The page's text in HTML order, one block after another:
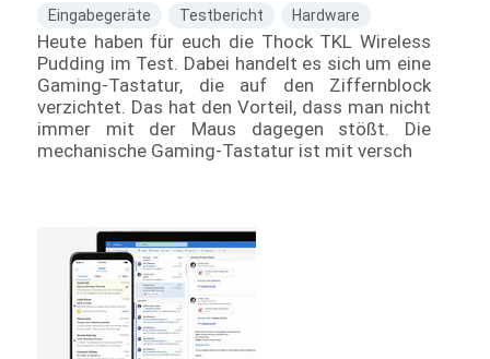
Eingabegeräte
Testbericht Hardware
Heute haben für euch die Thock TKL Wireless
Pudding im Test. Dabei handelt es sich um eine
Gaming-Tastatur, die auf den Ziffernblock
verzichtet. Das hat den Vorteil, dass man nicht
immer mit der Maus dagegen stößt. Die
mechanische Gaming-Tastatur ist mit versch